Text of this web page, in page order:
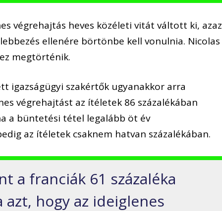
végrehajtás heves közéleti vitát váltott ki, azaz
ellenére börtönbe kell vonulnia. Nicolas
megtörténik.
igazságügyi szakértők ugyanakkor arra
végrehajtást az ítéletek 86 százalékában
a büntetési tétel legalább öt év
az ítéletek csaknem hatvan százalékában.
a franciák 61 százaléka
azt, hogy az ideiglenes